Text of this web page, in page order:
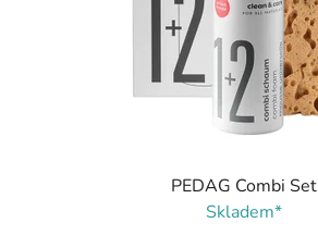
PEDAG Combi Set
Skladem*